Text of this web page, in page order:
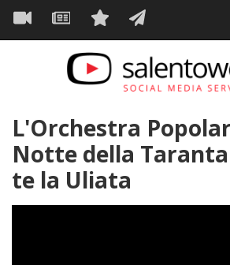
Salta
contenuto
Navigazione
principale
L'Orchestra
Notte della
te la Uliata